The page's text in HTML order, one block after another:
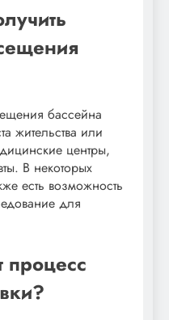
бассейна
жительства или
центры,
В некоторых
есть возможность
для